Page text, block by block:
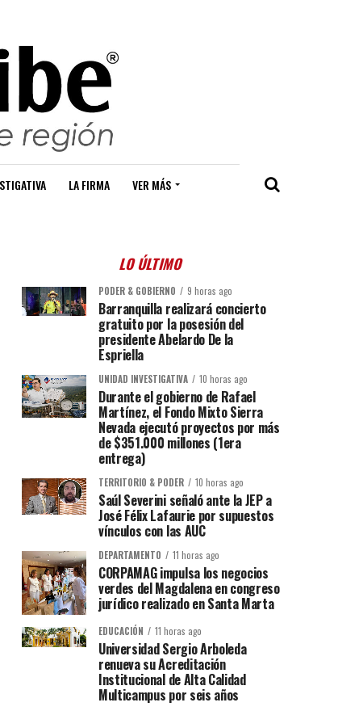
LA FIRMA VER MÁS
LO ÚLTIMO
PODER & GOBIERNO 9 horas ago
Barranquilla realizará concierto
gratuito por la posesión del
presidente Abelardo De la
Espriella
UNIDAD INVESTIGATIVA 10 horas ago
Durante el gobierno de Rafael
Martínez, el Fondo Mixto Sierra
Nevada ejecutó proyectos por más
de $351.000 millones (1era
entrega)
TERRITORIO & PODER 10 horas ago
Saúl Severini señaló ante la JEP a
José Félix Lafaurie por supuestos
vínculos con las AUC
DEPARTAMENTO 11 horas ago
CORPAMAG impulsa los negocios
verdes del Magdalena en congreso
jurídico realizado en Santa Marta
EDUCACIÓN 11 horas ago
Universidad Sergio Arboleda
renueva su Acreditación
Institucional de Alta Calidad
Multicampus por seis años